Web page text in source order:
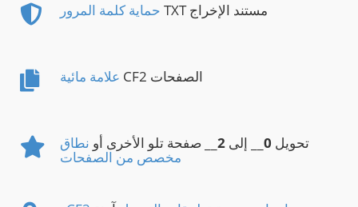
حماية كلمة المرور TXT مستند الإخراج
علامة مائية CF2 الصفحات
تحويل 0 __ إلى 2 __ صفحة تلو الأخرى أو نطاق
مخصص من الصفحات